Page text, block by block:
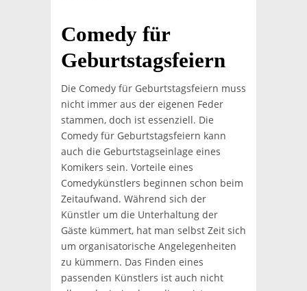
Comedy für
Geburtstagsfeiern
Die Comedy für Geburtstagsfeiern muss
nicht immer aus der eigenen Feder
stammen, doch ist essenziell. Die
Comedy für Geburtstagsfeiern kann
auch die Geburtstagseinlage eines
Komikers sein. Vorteile eines
Comedykünstlers beginnen schon beim
Zeitaufwand. Während sich der
Künstler um die Unterhaltung der
Gäste kümmert, hat man selbst Zeit sich
um organisatorische Angelegenheiten
zu kümmern. Das Finden eines
passenden Künstlers ist auch nicht